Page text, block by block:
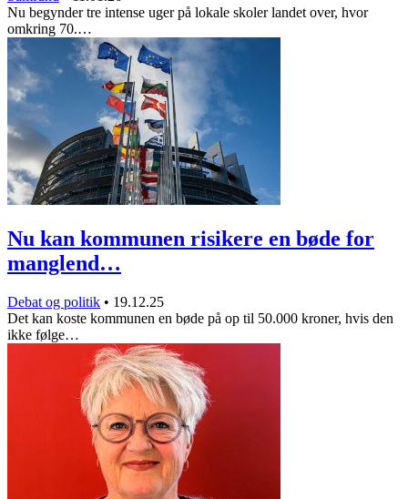
Nu begynder tre intense uger på lokale skoler landet over, hvor
omkring 70.…
Nu kan kommunen risikere en bøde for
manglend…
Debat og politik • 19.12.25
Det kan koste kommunen en bøde på op til 50.000 kroner, hvis den
ikke følge…